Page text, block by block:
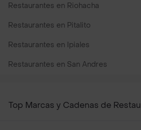
Restaurantes en Riohacha
Restaurantes en Pitalito
Restaurantes en Ipiales
Restaurantes en San Andres
Top Marcas y Cadenas de